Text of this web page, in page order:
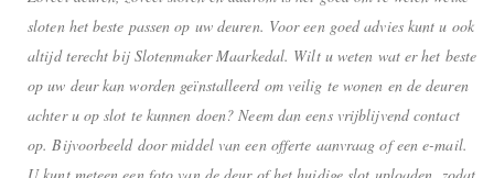
sloten het beste passen op uw deuren. Voor een goed advies kunt u ook
altijd terecht bij Slotenmaker Maarkedal. Wilt u weten wat er het beste
op uw deur kan worden geïnstalleerd om veilig te wonen en de deuren
achter u op slot te kunnen doen? Neem dan eens vrijblijvend contact
op. Bijvoorbeeld door middel van een offerte aanvraag of een e-mail.